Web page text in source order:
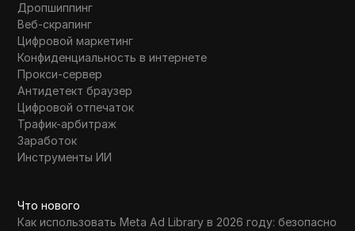
Дропшиппинг
Веб-скрапинг
Цифровой маркетинг
Конфиденциальность в интернете
Прокси-сервер
Антидетект браузер
Цифровой отпечаток
Трафик-арбитраж
Заработок
Инструменты ИИ
Что нового
Как использовать Meta Ad Library в 2026 году: безопасно